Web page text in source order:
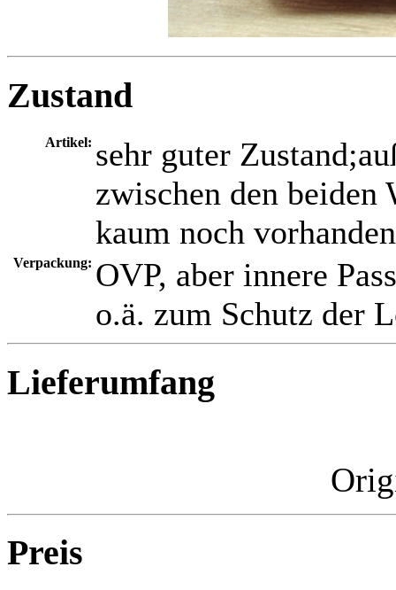
Zustand
Artikel: sehr guter
zwischen den beiden
kaum noch
Verpackung: OVP, aber innere
o.ä. zum Schutz der
Lieferumfang
Preis